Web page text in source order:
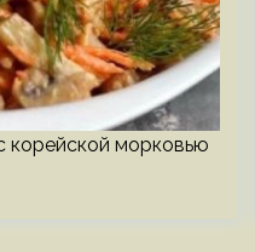
корейской морковью